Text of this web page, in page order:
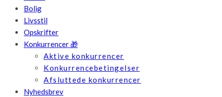
Bolig
Livsstil
Opskrifter
Konkurrencer 🎁
Aktive konkurrencer
Konkurrencebetingelser
Afsluttede konkurrencer
Nyhedsbrev